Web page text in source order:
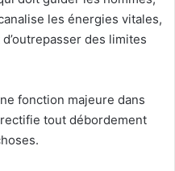
les énergies vitales,
des limites
fonction majeure dans
tout débordement